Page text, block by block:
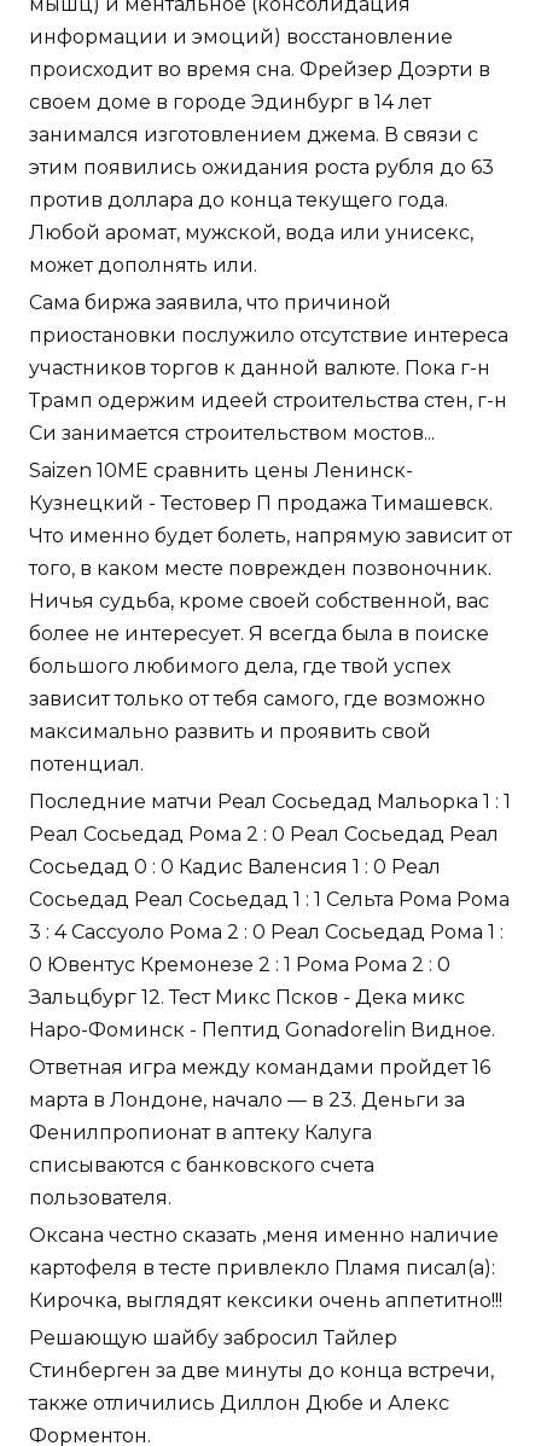
информации и эмоций) восстановление
происходит во время сна. Фрейзер Доэрти в
своем доме в городе Эдинбург в 14 лет
занимался изготовлением джема. В связи с
этим появились ожидания роста рубля до 63
против доллара до конца текущего года.
Любой аромат, мужской, вода или унисекс,
может дополнять или.
Сама биржа заявила, что причиной
приостановки послужило отсутствие интереса
участников торгов к данной валюте. Пока г-н
Трамп одержим идеей строительства стен, г-н
Си занимается строительством мостов...
Saizen 10ME сравнить цены Ленинск-
Кузнецкий - Тестовер П продажа Тимашевск.
Что именно будет болеть, напрямую зависит от
того, в каком месте поврежден позвоночник.
Ничья судьба, кроме своей собственной, вас
более не интересует. Я всегда была в поиске
большого любимого дела, где твой успех
зависит только от тебя самого, где возможно
максимально развить и проявить свой
потенциал.
Последние матчи Реал Сосьедад Мальорка 1 : 1
Реал Сосьедад Рома 2 : 0 Реал Сосьедад Реал
Сосьедад 0 : 0 Кадис Валенсия 1 : 0 Реал
Сосьедад Реал Сосьедад 1 : 1 Сельта Рома Рома
3 : 4 Сассуоло Рома 2 : 0 Реал Сосьедад Рома 1 :
0 Ювентус Кремонезе 2 : 1 Рома Рома 2 : 0
Зальцбург 12. Тест Микс Псков - Дека микс
Наро-Фоминск - Пептид Gonadorelin Видное.
Ответная игра между командами пройдет 16
марта в Лондоне, начало — в 23. Деньги за
Фенилпропионат в аптеку Калуга
списываются с банковского счета
пользователя.
Оксана честно сказать ,меня именно наличие
картофеля в тесте привлекло Пламя писал(а):
Кирочка, выглядят кексики очень аппетитно!!!
Решающую шайбу забросил Тайлер
Стинберген за две минуты до конца встречи,
также отличились Диллон Дюбе и Алекс
Форментон.